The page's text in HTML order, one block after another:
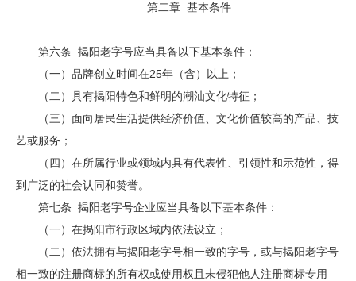
第二章 基本条件
第六条 揭阳老字号应当具备以下基本条件：
（一）品牌创立时间在25年（含）以上；
（二）具有揭阳特色和鲜明的潮汕文化特征；
（三）面向居民生活提供经济价值、文化价值较高的产品、技
艺或服务；
（四）在所属行业或领域内具有代表性、引领性和示范性，得
到广泛的社会认同和赞誉。
第七条 揭阳老字号企业应当具备以下基本条件：
（一）在揭阳市行政区域内依法设立；
（二）依法拥有与揭阳老字号相一致的字号，或与揭阳老字号
相一致的注册商标的所有权或使用权且未侵犯他人注册商标专用